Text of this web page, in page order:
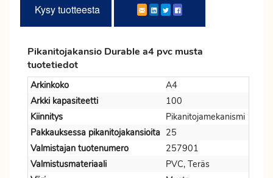
Kysy tuotteesta
Pikanitojakansio Durable a4 pvc musta
tuotetiedot
Arkinkoko
A4
Arkki kapasiteetti
100
Kiinnitys
Pikanitojamekanismi
Pakkauksessa pikanitojakansioita 25
Valmistajan tuotenumero
257901
Valmistusmateriaali
PVC, Teräs